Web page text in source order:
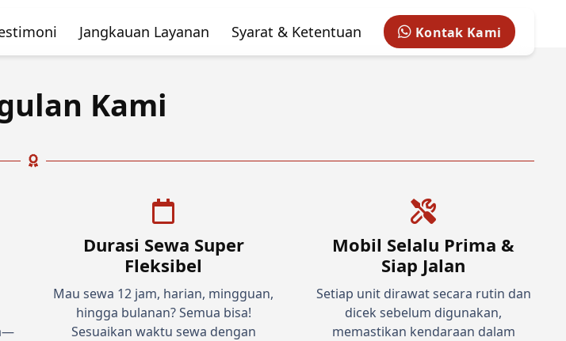
Jangkauan Layanan Syarat & Ketentuan Kontak Kami
Kami
Durasi Sewa Super
Fleksibel
Mau sewa 12 jam, harian, mingguan,
hingga bulanan? Semua bisa!
Sesuaikan waktu sewa dengan
Mobil Selalu Prima &
Siap Jalan
Setiap unit dirawat secara rutin dan
dicek sebelum digunakan,
memastikan kendaraan dalam